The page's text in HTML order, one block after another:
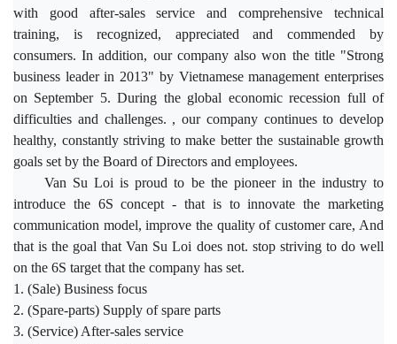
with good after-sales service and comprehensive technical
training, is recognized, appreciated and commended by
consumers. In addition, our company also won the title "Strong
business leader in 2013" by Vietnamese management enterprises
on September 5. During the global economic recession full of
difficulties and challenges. , our company continues to develop
healthy, constantly striving to make better the sustainable growth
goals set by the Board of Directors and employees.
Van Su Loi is proud to be the pioneer in the industry to
introduce the 6S concept - that is to innovate the marketing
communication model, improve the quality of customer care, And
that is the goal that Van Su Loi does not. stop striving to do well
on the 6S target that the company has set.
1. (Sale) Business focus
2. (Spare-parts) Supply of spare parts
3. (Service) After-sales service